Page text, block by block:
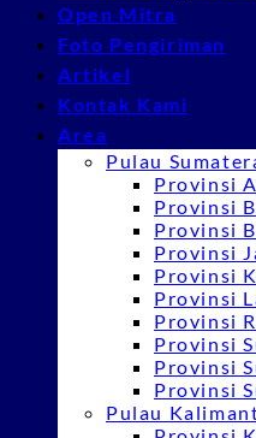
Open Mitra
Foto Pengiriman
Artikel
Kontak Kami
Area
Pulau
Provinsi
Provinsi
Provinsi
Provinsi
Provinsi
Provinsi
Provinsi
Provinsi
Provinsi
Provinsi
Pulau